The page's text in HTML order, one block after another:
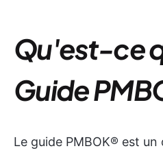
Qu'est-ce
Guide
Le guide PMBOK® est